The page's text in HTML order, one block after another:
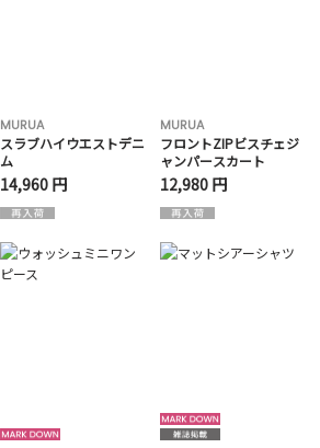
MURUA
スラブハイウエストデニ
ム
14,960 円
MURUA
フロントZIPビスチェジ
ャンパースカート
12,980 円